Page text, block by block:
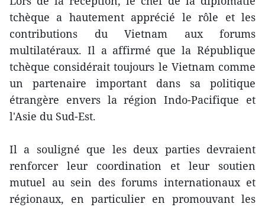
tchèque a hautement apprécié le rôle et les
contributions du Vietnam aux forums
multilatéraux. Il a affirmé que la République
tchèque considérait toujours le Vietnam comme
un partenaire important dans sa politique
étrangère envers la région Indo-Pacifique et
l'Asie du Sud-Est.
Il a souligné que les deux parties devraient
renforcer leur coordination et leur soutien
mutuel au sein des forums internationaux et
régionaux, en particulier en promouvant les